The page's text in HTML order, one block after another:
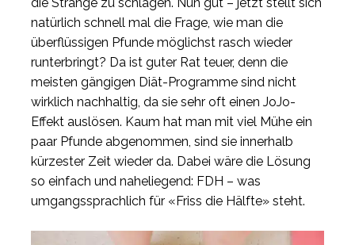
natürlich schnell mal die Frage, wie man die
überflüssigen Pfunde möglichst rasch wieder
runterbringt? Da ist guter Rat teuer, denn die
meisten gängigen Diät-Programme sind nicht
wirklich nachhaltig, da sie sehr oft einen JoJo-
Effekt auslösen. Kaum hat man mit viel Mühe ein
paar Pfunde abgenommen, sind sie innerhalb
kürzester Zeit wieder da. Dabei wäre die Lösung
so einfach und naheliegend: FDH – was
umgangssprachlich für «Friss die Hälfte» steht.